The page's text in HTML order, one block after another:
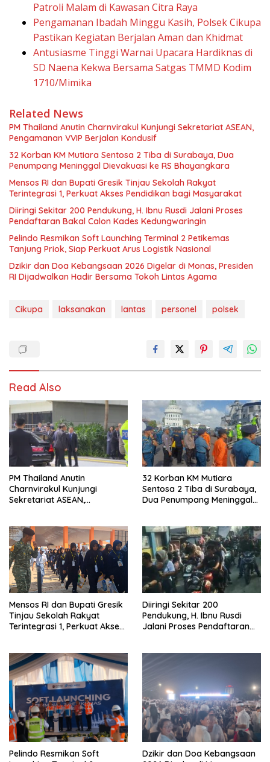
Patroli Malam di Kawasan Citra Raya
Pengamanan Ibadah Minggu Kasih, Polsek Cikupa
Pastikan Kegiatan Berjalan Aman dan Khidmat
Antusiasme Tinggi Warnai Upacara Hardiknas di
SD Naena Kekwa Bersama Satgas TMMD Kodim
1710/Mimika
Related News
PM Thailand Anutin Charnvirakul Kunjungi Sekretariat ASEAN,
Pengamanan VVIP Berjalan Kondusif
32 Korban KM Mutiara Sentosa 2 Tiba di Surabaya, Dua
Penumpang Meninggal Dievakuasi ke RS Bhayangkara
Mensos RI dan Bupati Gresik Tinjau Sekolah Rakyat
Terintegrasi 1, Perkuat Akses Pendidikan bagi Masyarakat
Diiringi Sekitar 200 Pendukung, H. Ibnu Rusdi Jalani Proses
Pendaftaran Bakal Calon Kades Kedungwaringin
Pelindo Resmikan Soft Launching Terminal 2 Petikemas
Tanjung Priok, Siap Perkuat Arus Logistik Nasional
Dzikir dan Doa Kebangsaan 2026 Digelar di Monas, Presiden
RI Dijadwalkan Hadir Bersama Tokoh Lintas Agama
Cikupa laksanakan lantas personel polsek
Read Also
PM Thailand Anutin
Charnvirakul Kunjungi
Sekretariat ASEAN,
32 Korban KM Mutiara
Sentosa 2 Tiba di Surabaya,
Dua Penumpang Meninggal
Mensos RI dan Bupati Gresik
Tinjau Sekolah Rakyat
Terintegrasi 1, Perkuat Akses
Diiringi Sekitar 200
Pendukung, H. Ibnu Rusdi
Jalani Proses Pendaftaran
Pelindo Resmikan Soft
Dzikir dan Doa Kebangsaan